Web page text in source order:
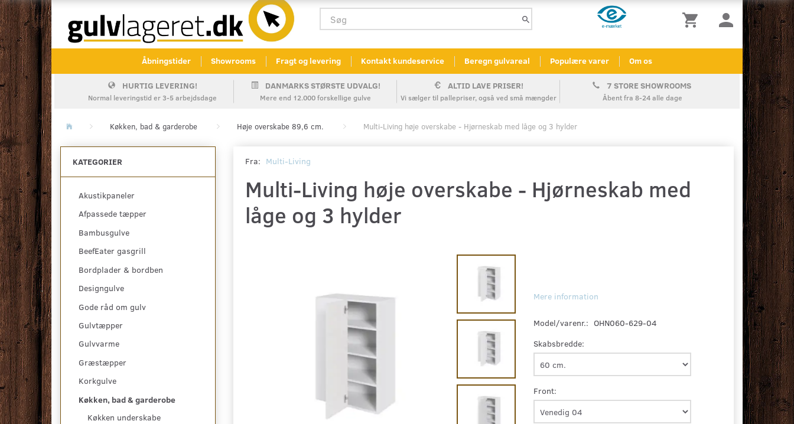
Åbningstider Showrooms Fragt og levering Kontakt kundeservice Beregn gulvareal Populære varer Om os
HURTIG LEVERING!
Normal leveringstid er 3-5 arbejdsdage
DANMARKS STØRSTE UDVALG!
Mere end 12.000 forskellige gulve
ALTID LAVE PRISER!
Vi sælger til pallepriser, også ved små mængder
7 STORE SHOWROOMS
Åbent fra 8-24 alle dage
Køkken, bad & garderobe Høje overskabe 89,6 cm. Multi-Living høje overskabe - Hjørneskab med låge og 3 hylder
KATEGORIER
Akustikpaneler
Afpassede tæpper
Bambusgulve
BeefEater gasgrill
Bordplader & bordben
Designgulve
Gode råd om gulv
Gulvtæpper
Gulvvarme
Græstæpper
Korkgulve
Køkken, bad & garderobe
Køkken underskabe
Fra: Multi-Living
Multi-Living høje overskabe - Hjørneskab med
låge og 3 hylder
Mere information
Model/varenr.: OHN060-629-04
Skabsbredde:
Front: